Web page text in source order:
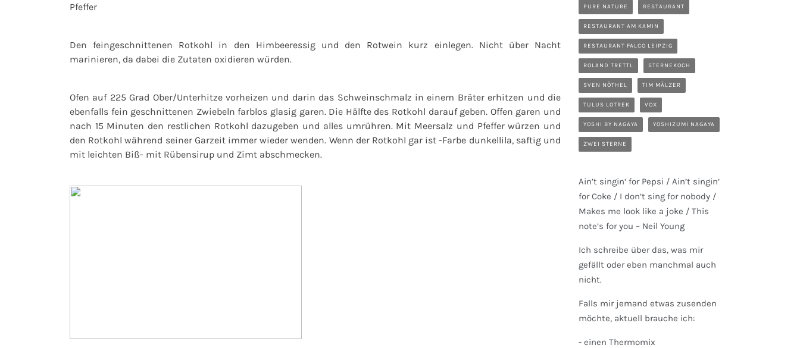
Pfeffer
Den feingeschnittenen Rotkohl in den Himbeeressig und den Rotwein kurz einlegen. Nicht über Nacht
marinieren, da dabei die Zutaten oxidieren würden.
Ofen auf 225 Grad Ober/Unterhitze vorheizen und darin das Schweinschmalz in einem Bräter erhitzen und die
ebenfalls fein geschnittenen Zwiebeln farblos glasig garen. Die Hälfte des Rotkohl darauf geben. Offen garen und
nach 15 Minuten den restlichen Rotkohl dazugeben und alles umrühren. Mit Meersalz und Pfeffer würzen und
den Rotkohl während seiner Garzeit immer wieder wenden. Wenn der Rotkohl gar ist -Farbe dunkellila, saftig und
mit leichten Biß- mit Rübensirup und Zimt abschmecken.
PURE NATURE RESTAURANT
RESTAURANT AM KAMIN
RESTAURANT FALCO LEIPZIG
ROLAND TRETTL STERNEKOCH
SVEN NÖTHEL TIM MÄLZER
TULUS LOTREK VOX
YOSHI BY NAGAYA YOSHIZUMI NAGAYA
ZWEI STERNE
Ain’t singin‘ for Pepsi / Ain’t singin‘
for Coke / I don’t sing for nobody /
Makes me look like a joke / This
note’s for you – Neil Young
Ich schreibe über das, was mir
gefällt oder eben manchmal auch
nicht.
Falls mir jemand etwas zusenden
möchte, aktuell brauche ich:
- einen Thermomix